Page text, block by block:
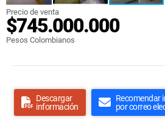
Precio de venta
$745.000.000
Pesos Colombianos
Descargar
información
Recomendar
por correo